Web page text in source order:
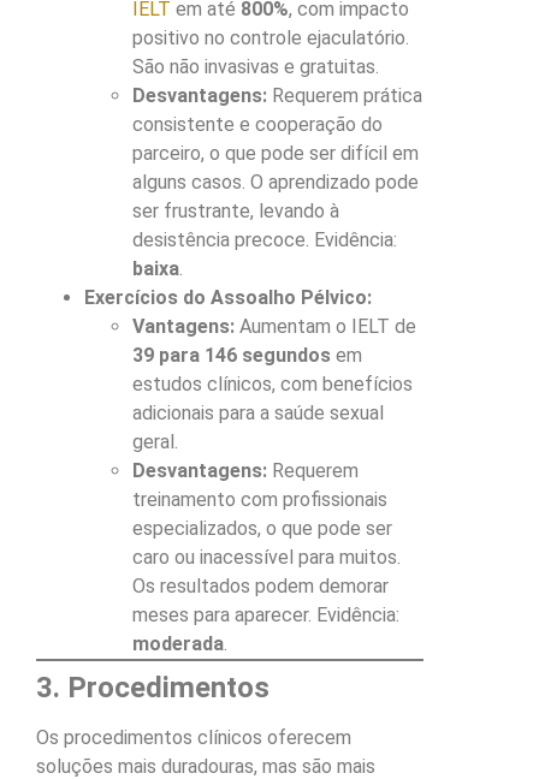
IELT em até 800%, com impacto
positivo no controle ejaculatório.
São não invasivas e gratuitas.
Desvantagens: Requerem prática
consistente e cooperação do
parceiro, o que pode ser difícil em
alguns casos. O aprendizado pode
ser frustrante, levando à
desistência precoce. Evidência:
baixa
Exercícios do Assoalho Pélvico:
Vantagens: Aumentam o IELT de
39 para 146 segundos em
estudos clínicos, com benefícios
adicionais para a saúde sexual
geral.
Desvantagens: Requerem
treinamento com profissionais
especializados, o que pode ser
caro ou inacessível para muitos.
Os resultados podem demorar
meses para aparecer. Evidência:
moderada
3. Procedimentos
Os procedimentos clínicos oferecem
soluções mais duradouras, mas são mais